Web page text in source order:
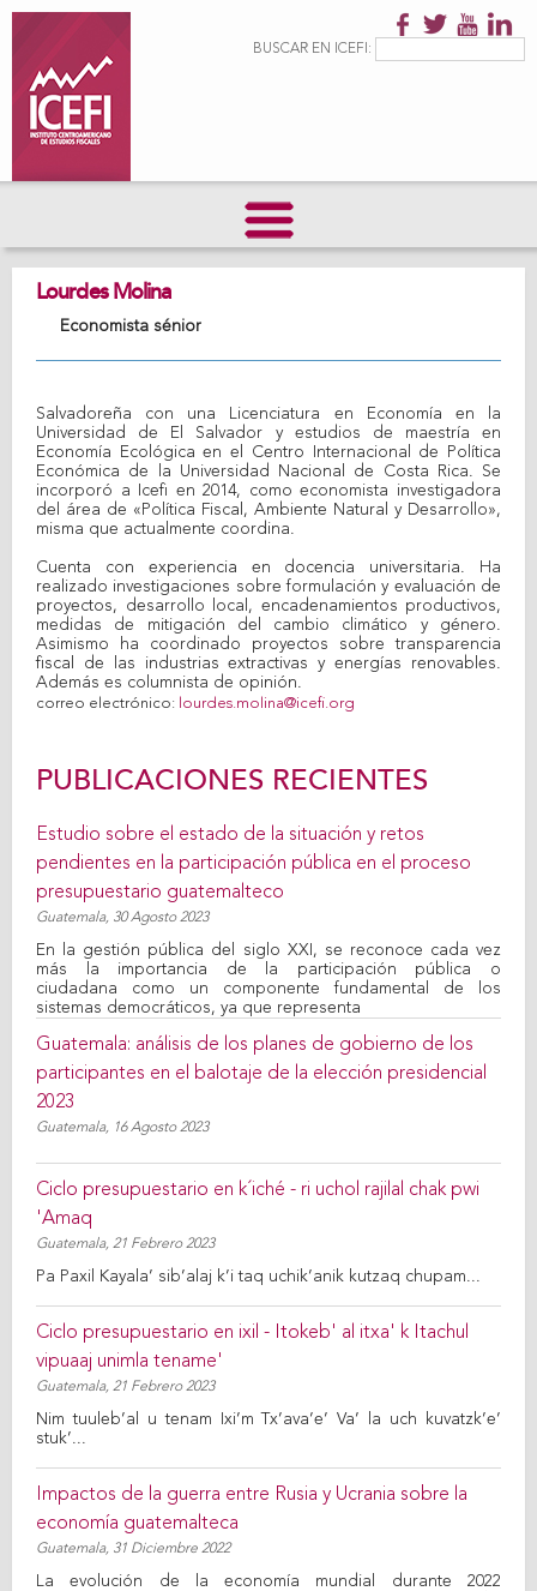
principalFormulario de
BUSCAR EN ICEFI:
Lourdes Molina
Economista sénior
Salvadoreña con una Licenciatura en Economía en la
Universidad de El Salvador y estudios de maestría en
Economía Ecológica en el Centro Internacional de Política
Económica de la Universidad Nacional de Costa Rica. Se
incorporó a Icefi en 2014, como economista investigadora
del área de «Política Fiscal, Ambiente Natural y Desarrollo»,
misma que actualmente coordina.
Cuenta con experiencia en docencia universitaria. Ha
realizado investigaciones sobre formulación y evaluación de
proyectos, desarrollo local, encadenamientos productivos,
medidas de mitigación del cambio climático y género.
Asimismo ha coordinado proyectos sobre transparencia
fiscal de las industrias extractivas y energías renovables.
Además es columnista de opinión.
correo electrónico: lourdes.molina@icefi.org
PUBLICACIONES RECIENTES
Estudio sobre el estado de la situación y retos
pendientes en la participación pública en el proceso
presupuestario guatemalteco
Guatemala, 30 Agosto 2023
En la gestión pública del siglo XXI, se reconoce cada vez
más la importancia de la participación pública o
ciudadana como un componente fundamental de los
sistemas democráticos, ya que representa
Guatemala: análisis de los planes de gobierno de los
participantes en el balotaje de la elección presidencial
2023
Guatemala, 16 Agosto 2023
Ciclo presupuestario en k´iché - ri uchol rajilal chak pwi
'Amaq
Guatemala, 21 Febrero 2023
Pa Paxil Kayala’ sib’alaj k’i taq uchik’anik kutzaq chupam...
Ciclo presupuestario en ixil - Itokeb' al itxa' k Itachul
vipuaaj unimla tename'
Guatemala, 21 Febrero 2023
Nim tuuleb’al u tenam Ixi’m Tx’ava’e’ Va’ la uch kuvatzk’e’
stuk’...
Impactos de la guerra entre Rusia y Ucrania sobre la
economía guatemalteca
Guatemala, 31 Diciembre 2022
La evolución de la economía mundial durante 2022